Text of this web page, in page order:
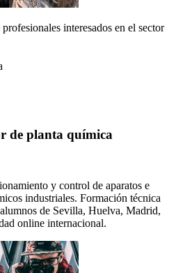
interesados en el sector
de planta química
y control de aparatos e
industriales. Formación técnica
de Sevilla, Huelva, Madrid,
online internacional.